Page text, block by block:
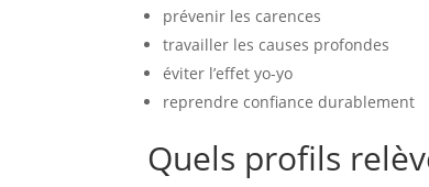
prévenir les carences
travailler les causes profondes
éviter l’effet yo-yo
reprendre confiance durablement
Quels profils